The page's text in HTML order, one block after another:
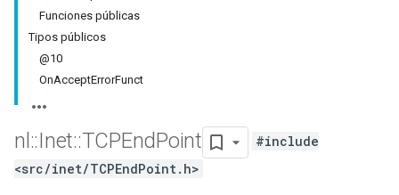
Funciones públicas
Tipos públicos
@10
OnAcceptErrorFunct
nl ::Inet::TCPEndPoint
#include
<src/inet/TCPEndPoint.h>